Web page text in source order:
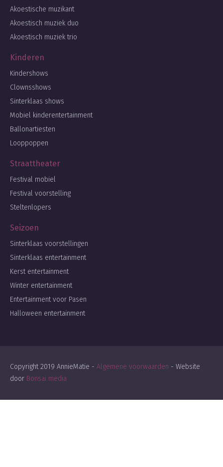
Akoestische muzikant
Akoestisch muziek duo
Akoestisch muziek trio
Kinderen
Kindershows
Clownsshows
Sinterklaas shows
Mobiel kinderentertainment
Ballonartiesten
Looppoppen
Straattheater
Festival mobiel
Festival voorstelling
Steltenlopers
Seizoen
Sinterklaas voorstellingen
Sinterklaas entertainment
Kerst entertainment
Winter entertainment
Entertainment voor Pasen
Halloween entertainment
Copyright 2019 AnnieMatie - Algemene voorwaarden - Website
door Bonsai media